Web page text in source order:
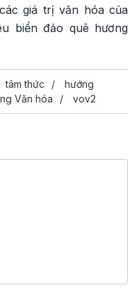
giá trị văn hóa của
biển đảo quê hương
tâm thức
hướng
Văn hóa vov2